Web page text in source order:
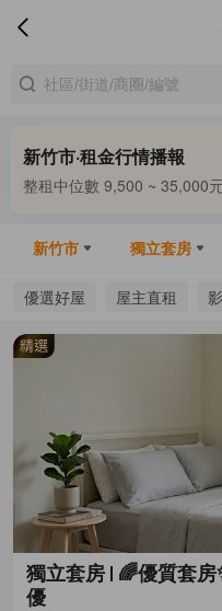
新竹市·租金行情播報
合租中位數 6,000 ~ 8,000元/
整租中位數 9,500 ~ 35,000
新竹市 獨立套房
優選好屋 屋主直租
獨立套房
🌈優質套房
優